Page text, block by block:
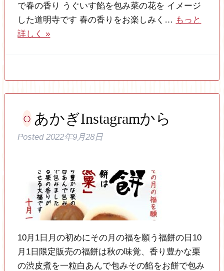
で春の香り うぐいす餡を包み菜の花を イメージ
した道明寺です 春の香りをお楽しみく… もっと
詳しく »
あかぎInstagramから
Posted2022年9月28日
10月1日月の初めにその月の福を願う福餅の日10
月1日限定販売の福餅は秋の味覚、香り豊かな栗
の渋皮煮を一粒白あんで包みその餡をお餅で包み